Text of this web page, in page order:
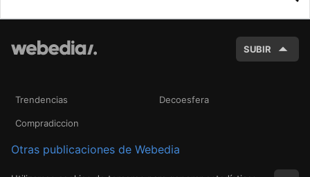
SUBIR
Trendencias Decoesfera
Compradiccion
Otras publicaciones de Webedia